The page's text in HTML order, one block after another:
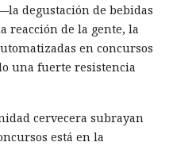
degustación de bebidas
reacción de la gente, la
en concursos
una fuerte resistencia
cervecera subrayan
está en la